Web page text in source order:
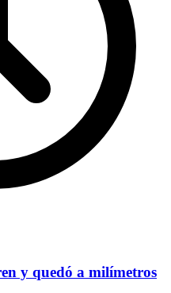
y quedó a milímetros